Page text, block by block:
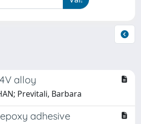
alloy
Previtali, Barbara
adhesive